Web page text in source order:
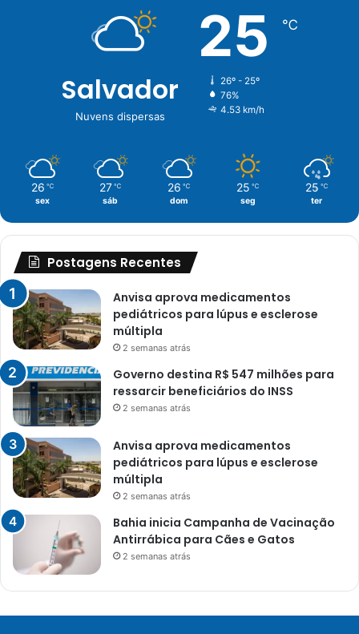
Salvador
Nuvens dispersas
25 ℃
26º - 25º
76%
4.53 km/h
26 ℃
sex
27 ℃
sáb
26 ℃
dom
25 ℃
seg
25 ℃
ter
Postagens Recentes
Anvisa aprova medicamentos
pediátricos para lúpus e esclerose
múltipla
2 semanas atrás
Governo destina R$ 547 milhões para
ressarcir beneficiários do INSS
2 semanas atrás
Anvisa aprova medicamentos
pediátricos para lúpus e esclerose
múltipla
2 semanas atrás
Bahia inicia Campanha de Vacinação
Antirrábica para Cães e Gatos
2 semanas atrás